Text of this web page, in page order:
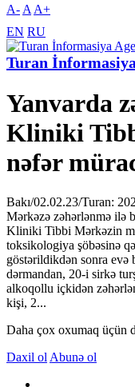
A- A A+
EN RU
Turan
Yanvarda
Kliniki
nəfər
Bakı/02.02.23/Turan:
Mərkəzə zəhərlənmə ilə
Kliniki Tibbi Mərkəzin
toksikologiya şöbəsinə
göstərildikdən sonra evə
dərmandan, 20-i sirkə
alkoqollu içkidən
kişi, 2...
Daha çox oxumaq üçün
Daxil ol Abunə ol